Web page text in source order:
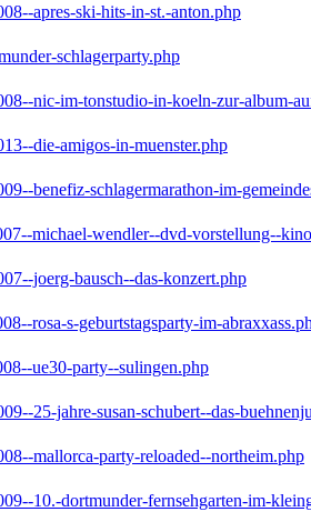
apres-ski-hits-in-st.-anton.php
schlagerparty.php
nic-im-tonstudio-in-koeln-zur-album-
die-amigos-in-muenster.php
benefiz-schlagermarathon-im-
michael-wendler--dvd-vorstellung--
joerg-bausch--das-konzert.php
rosa-s-geburtstagsparty-im-
ue30-party--sulingen.php
25-jahre-susan-schubert--das-
mallorca-party-reloaded--northeim.php
10.-dortmunder-fernsehgarten-im-